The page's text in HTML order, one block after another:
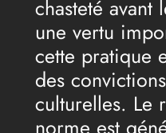
chasteté avant
une vertu
cette pratique
des
culturelles. Le